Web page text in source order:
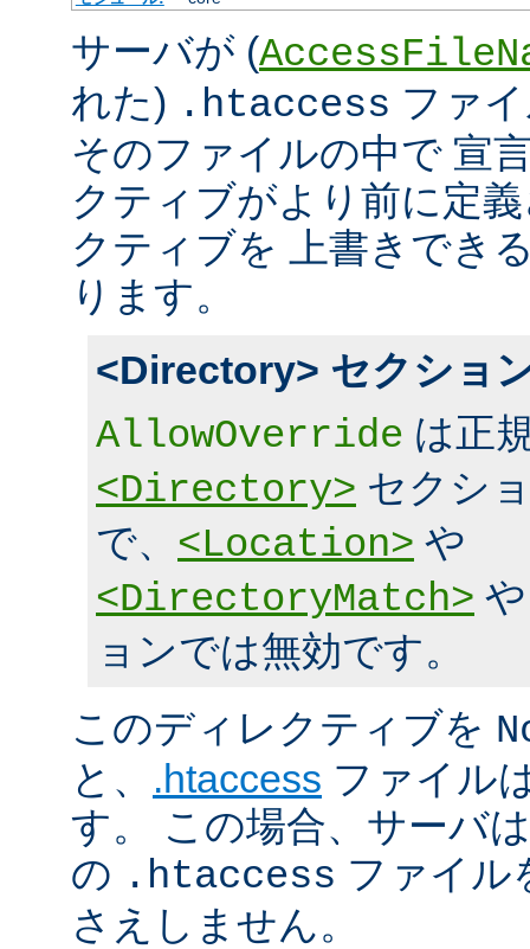
サーバが (
れた) .htaccess ファ
そのファイルの中で 宣
クティブがより前に定
クティブを 上書きでき
ります。
<Directory> セクショ
AllowOverride は正
<Directory> セクシ
で、 <Location> や
<DirectoryMatch>
ョンでは無効です。
このディレクティブを
と、 .htaccess ファイル
す。 この場合、サーバ
の .htaccess ファイル
さえしません。